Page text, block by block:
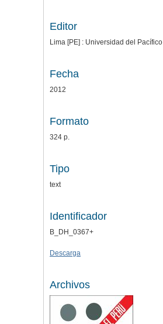
Editor
Lima [PE] : Universidad del Pacífico
Fecha
2012
Formato
324 p.
Tipo
text
Identificador
B_DH_0367+
Descarga
Archivos